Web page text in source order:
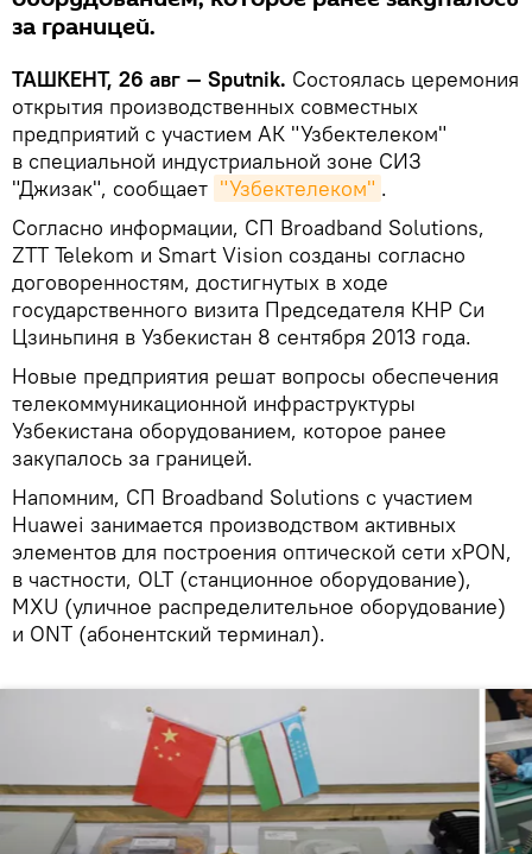
за границей.
ТАШКЕНТ, 26 авг — Sputnik. Состоялась церемония
открытия производственных совместных
предприятий с участием АК "Узбектелеком"
в специальной индустриальной зоне СИЗ
"Джизак", сообщает "Узбектелеком" .
Согласно информации, СП Broadband Solutions,
ZTT Telekom и Smart Vision созданы согласно
договоренностям, достигнутых в ходе
государственного визита Председателя КНР Си
Цзиньпиня в Узбекистан 8 сентября 2013 года.
Новые предприятия решат вопросы обеспечения
телекоммуникационной инфраструктуры
Узбекистана оборудованием, которое ранее
закупалось за границей.
Напомним, СП Broadband Solutions с участием
Huawei занимается производством активных
элементов для построения оптической сети xPON,
в частности, OLT (станционное оборудование),
MXU (уличное распределительное оборудование)
и ONT (абонентский терминал).